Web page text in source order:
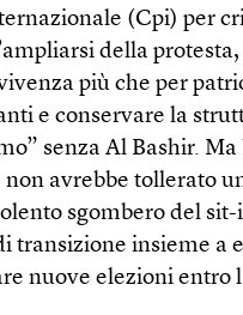
(Cpi) per
della
più che per
e conservare la
senza Al Bashir.
non avrebbe tollerato
sgombero del
transizione insieme a
nuove elezioni entro